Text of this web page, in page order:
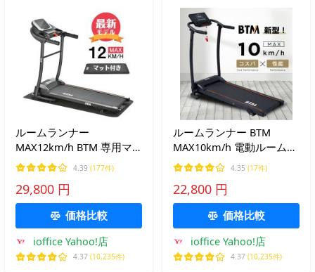
ルームランナー
MAX12km/h BTM 専用マ
ット付き 電動ルームラン
ナー ランニングマシン 静
音 折りたたみ 家庭用 1年
保証
4.39 (177件)
29,800 円
価格比較
ioffice Yahoo!店
4.37 (10,235件)
ルームランナー BTM
MAX10km/h 電動ルームラ
ンナー ランニングマシン
折りたたみ式 静音 脈拍計
測 家庭用 1年保証
4.35 (17件)
22,800 円
価格比較
ioffice Yahoo!店
4.37 (10,235件)